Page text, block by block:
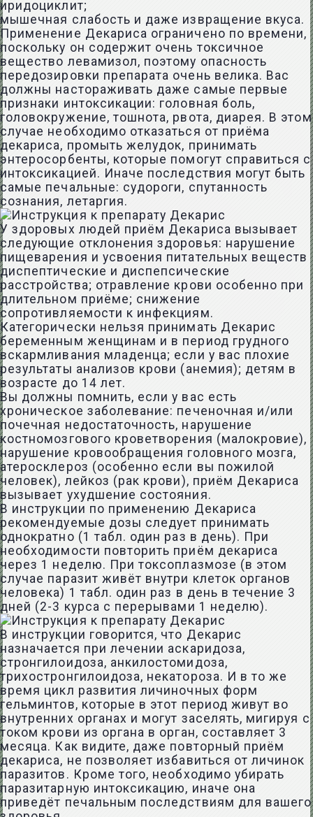
иридоциклит;
мышечная слабость и даже извращение вкуса.
Применение Декариса ограничено по времени,
поскольку он содержит очень токсичное
вещество левамизол, поэтому опасность
передозировки препарата очень велика. Вас
должны настораживать даже самые первые
признаки интоксикации: головная боль,
головокружение, тошнота, рвота, диарея. В этом
случае необходимо отказаться от приёма
декариса, промыть желудок, принимать
энтеросорбенты, которые помогут справиться с
интоксикацией. Иначе последствия могут быть
самые печальные: судороги, спутанность
сознания, летаргия.
У здоровых людей приём Декариса вызывает
следующие отклонения здоровья: нарушение
пищеварения и усвоения питательных веществ
диспептические и диспепсические
расстройства; отравление крови особенно при
длительном приёме; снижение
сопротивляемости к инфекциям.
Категорически нельзя принимать Декарис
беременным женщинам и в период грудного
вскармливания младенца; если у вас плохие
результаты анализов крови (анемия); детям в
возрасте до 14 лет.
Вы должны помнить, если у вас есть
хроническое заболевание: печеночная и/или
почечная недостаточность, нарушение
костномозгового кроветворения (малокровие),
нарушение кровообращения головного мозга,
атеросклероз (особенно если вы пожилой
человек), лейкоз (рак крови), приём Декариса
вызывает ухудшение состояния.
В инструкции по применению Декариса
рекомендуемые дозы следует принимать
однократно (1 табл. один раз в день). При
необходимости повторить приём декариса
через 1 неделю. При токсоплазмозе (в этом
случае паразит живёт внутри клеток органов
человека) 1 табл. один раз в день в течение 3
дней (2-3 курса с перерывами 1 неделю).
В инструкции говорится, что Декарис
назначается при лечении аскаридоза,
стронгилоидоза, анкилостомидоза,
трихостронгилоидоза, некатороза. И в то же
время цикл развития личиночных форм
гельминтов, которые в этот период живут во
внутренних органах и могут заселять, мигируя с
током крови из органа в орган, составляет 3
месяца. Как видите, даже повторный приём
декариса, не позволяет избавиться от личинок
паразитов. Кроме того, необходимо убирать
паразитарную интоксикацию, иначе она
приведёт печальным последствиям для вашего